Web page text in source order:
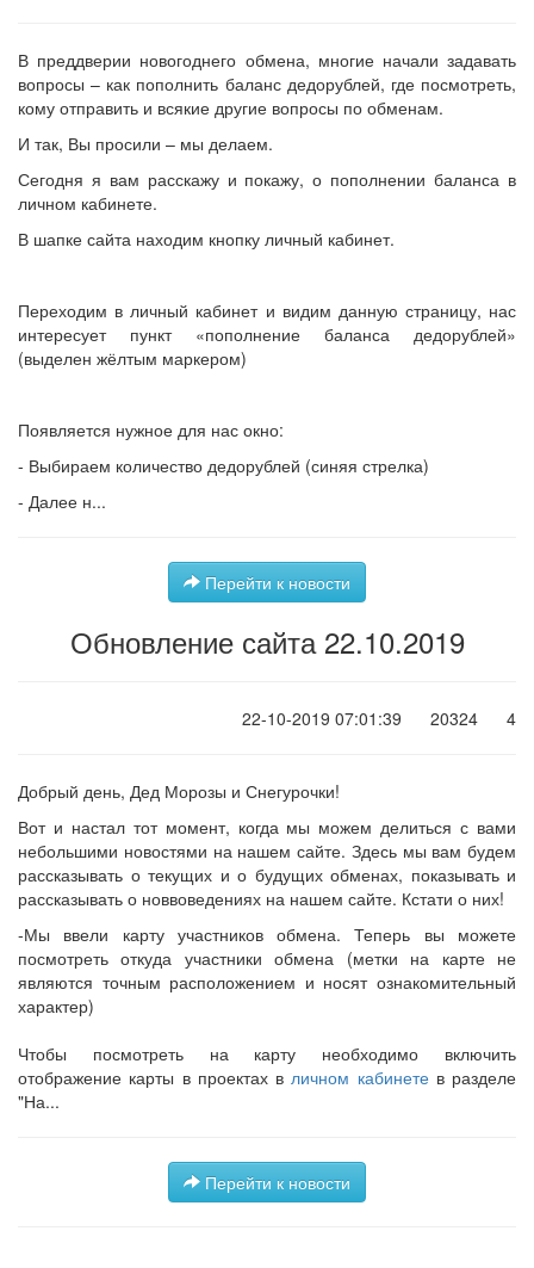
В преддверии новогоднего обмена, многие начали задавать
вопросы – как пополнить баланс дедорублей, где посмотреть,
кому отправить и всякие другие вопросы по обменам.
И так, Вы просили – мы делаем.
Сегодня я вам расскажу и покажу, о пополнении баланса в
личном кабинете.
В шапке сайта находим кнопку личный кабинет.
Переходим в личный кабинет и видим данную страницу, нас
интересует пункт «пополнение баланса дедорублей»
(выделен жёлтым маркером)
Появляется нужное для нас окно:
- Выбираем количество дедорублей (синяя стрелка)
- Далее н...
Перейти к новости
Обновление сайта 22.10.2019
22-10-2019 07:01:39 20324 4
Добрый день, Дед Морозы и Снегурочки!
Вот и настал тот момент, когда мы можем делиться с вами
небольшими новостями на нашем сайте. Здесь мы вам будем
рассказывать о текущих и о будущих обменах, показывать и
рассказывать о новвоведениях на нашем сайте. Кстати о них!
-Мы ввели карту участников обмена. Теперь вы можете
посмотреть откуда участники обмена (метки на карте не
являются точным расположением и носят ознакомительный
характер)
Чтобы посмотреть на карту необходимо включить
отображение карты в проектах вличном кабинетев разделе
"На...
Перейти к новости